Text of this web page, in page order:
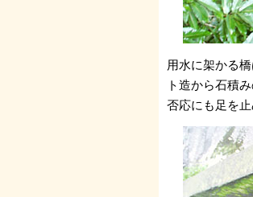
用水に架かる
ト造から石積
否応にも足を